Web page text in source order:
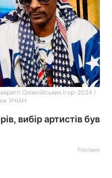
Олімпійських ігор-2024 /
УНІАН
вибір артистів був
Реклама